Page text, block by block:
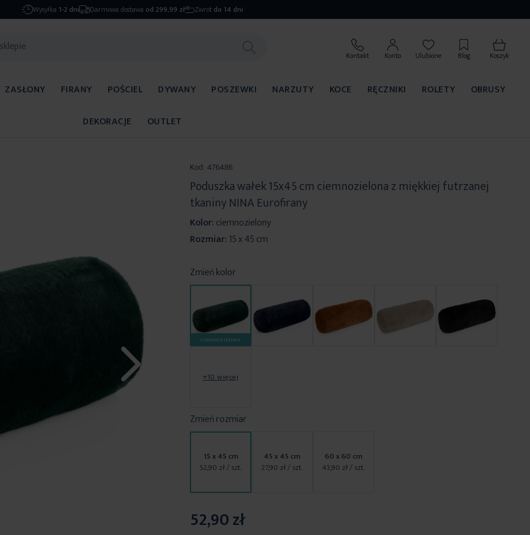
Wysyłka 1-2 dni Darmowa dostawa od 299,99 zł Zwrot do 14 dni
Kontakt Konto Ulubione Blog Koszyk
ZASŁONY FIRANY POŚCIEL DYWANY POSZEWKI NARZUTY KOCE RĘCZNIKI ROLETY
OBRUSY
DEKORACJE
OUTLET
Kod: 476486
Poduszka wałek 15x45 cm ciemnozielona z miękkiej futrzanej
tkaniny NINA Eurofirany
Kolor:ciemnozielony
Rozmiar:15 x 45 cm
Zmień kolor
CIEMNOZIELONY
+10 więcej
Zmień rozmiar
15 x 45 cm
52,90 zł/ szt.
45 x 45 cm
27,90 zł/ szt.
60 x 60 cm
43,90 zł/ szt.
52,90 zł